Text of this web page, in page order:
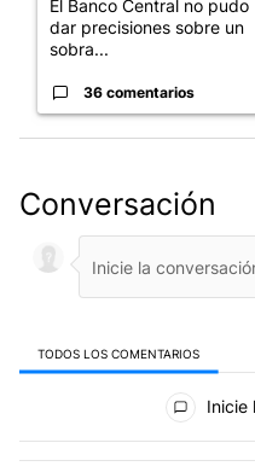
El Banco Central no pudo
dar precisiones sobre un
sobra...
36 comentarios
Conversación
TODOS LOS COMENTARIOS
Todos los
Inicie